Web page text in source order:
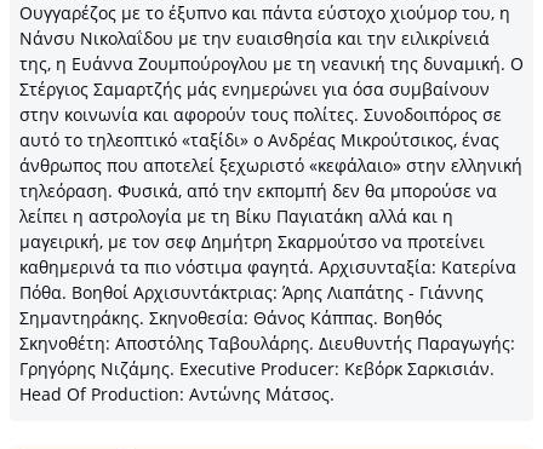
Ουγγαρέζος με το έξυπνο και πάντα εύστοχο χιούμορ του, η
Νάνσυ Νικολαΐδου με την ευαισθησία και την ειλικρίνειά
της, η Ευάννα Ζουμπούρογλου με τη νεανική της δυναμική. Ο
Στέργιος Σαμαρτζής μάς ενημερώνει για όσα συμβαίνουν
στην κοινωνία και αφορούν τους πολίτες. Συνοδοιπόρος σε
αυτό το τηλεοπτικό «ταξίδι» ο Ανδρέας Μικρούτσικος, ένας
άνθρωπος που αποτελεί ξεχωριστό «κεφάλαιο» στην ελληνική
τηλεόραση. Φυσικά, από την εκπομπή δεν θα μπορούσε να
λείπει η αστρολογία με τη Βίκυ Παγιατάκη αλλά και η
μαγειρική, με τον σεφ Δημήτρη Σκαρμούτσο να προτείνει
καθημερινά τα πιο νόστιμα φαγητά. Αρχισυνταξία: Κατερίνα
Πόθα. Βοηθοί Αρχισυντάκτριας: Άρης Λιαπάτης - Γιάννης
Σημαντηράκης. Σκηνοθεσία: Θάνος Κάππας. Βοηθός
Σκηνοθέτη: Aποστόλης Ταβουλάρης. Διευθυντής Παραγωγής:
Γρηγόρης Νιζάμης. Εxecutive Producer: Κεβόρκ Σαρκισιάν.
Head Of Production: Αντώνης Μάτσος.